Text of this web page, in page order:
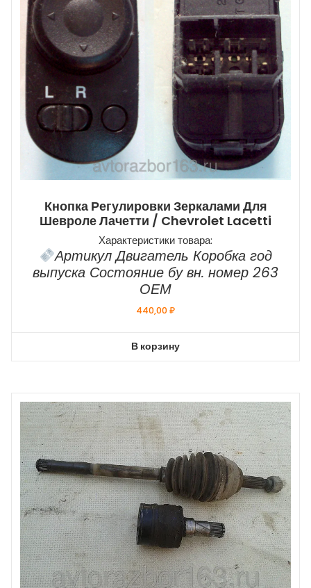
Кнопка Регулировки Зеркалами Для
Шевроле Лачетти / Chevrolet Lacetti
Характеристики товара:
Артикул Двигатель Коробка год
выпуска Состояние бу вн. номер 263
ОЕМ
440,00₽
В корзину